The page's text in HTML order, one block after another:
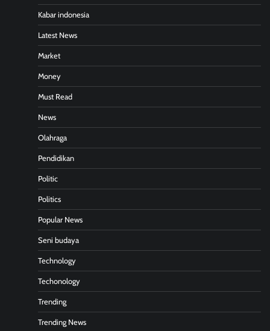
Kabar indonesia
Latest News
Market
Money
Must Read
News
Olahraga
Pendidikan
Politic
Politics
Popular News
Seni budaya
Technology
Techonology
Trending
Trending News